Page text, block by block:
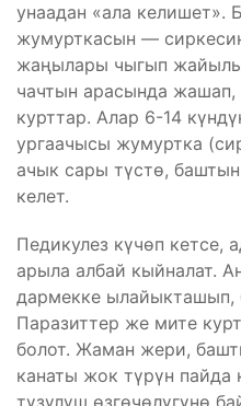
унаадан «ала келишет».
жумурткасын —
жаңылары чыгып
чачтын арасында жашап,
курттар. Алар 6-14
ургаачысы жумуртка
ачык сары түстө,
келет.
Педикулез күчөп кетсе,
арыла албай кыйналат.
дармекке ылайыкташып,
Паразиттер же мите
болот. Жаман жери,
канаты жок түрүн пайда